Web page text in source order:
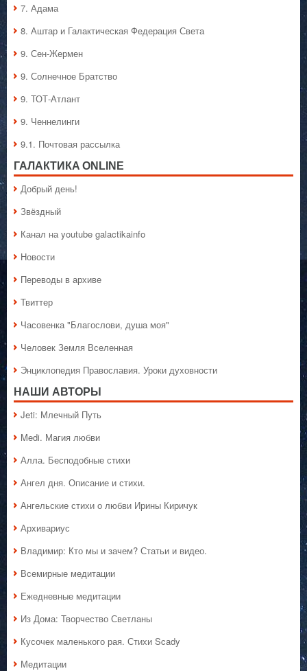
7. Адама
8. Аштар и Галактическая Федерация Света
9. Сен-Жермен
9. Солнечное Братство
9. ТОТ-Атлант
9. Ченнелинги
9.1. Почтовая рассылка
ГАЛАКТИКA ONLINE
Добрый день!
Звёздный
Канал на youtube galactikainfo
Новости
Переводы в архиве
Твиттер
Часовенка "Благослови, душа моя"
Человек Земля Вселенная
Энциклопедия Православия. Уроки духовности
НАШИ АВТОРЫ
Jeti: Млечный Путь
Medi. Магия любви
Алла. Бесподобные стихи
Ангел дня. Описание и стихи.
Ангельские стихи о любви Ирины Киричук
Архивариус
Владимир: Кто мы и зачем? Статьи и видео.
Всемирные медитации
Ежедневные медитации
Из Дома: Творчество Светланы
Кусочек маленького рая. Стихи Scady
Медитации